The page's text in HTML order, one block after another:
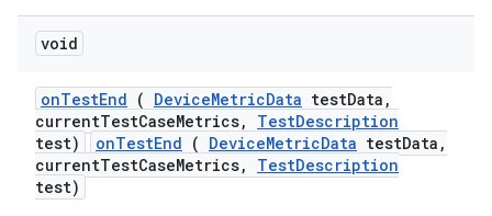
void
onTestEnd ( DeviceMetricData testData ,
currentTestCaseMetrics, TestDescription
test)
onTestEnd ( DeviceMetricData testData,
currentTestCaseMetrics, TestDescription
test)